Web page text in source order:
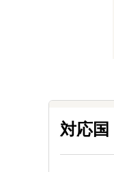
対応国